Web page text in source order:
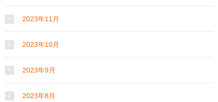
2023年11月
2023年10月
2023年9月
2023年8月